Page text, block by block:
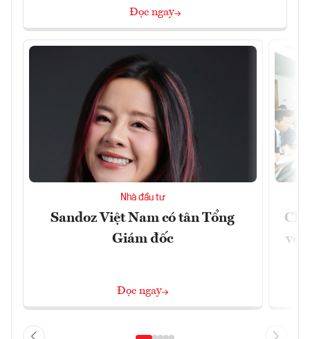
Đọc ngay
Nhà đầu tư
Sandoz Việt Nam có tân Tổng
Giám đốc
Đọc ngay
vệ